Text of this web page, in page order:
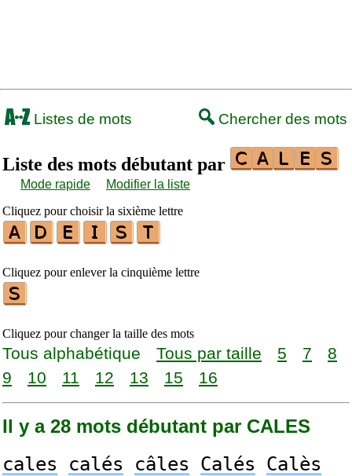
Listes de mots Chercher des mots
Liste des mots débutant par
Mode rapide
Modifier la liste
Cliquez pour choisir la sixième lettre
Cliquez pour enlever la cinquième lettre
Cliquez pour changer la taille des mots
Tous alphabétique Tous par taille 5 7
8
9
10 11 12 13 15 16
Il y a 28 mots débutant par CALES
cales calés câles Calés
Calès